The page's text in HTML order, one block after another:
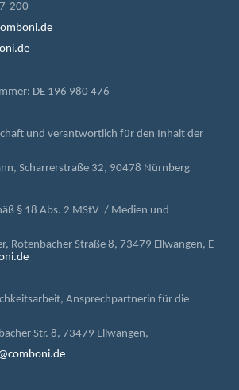
200
DE 196 980 476
und verantwortlich für den Inhalt der
Scharrerstraße 32, 90478 Nürnberg
§ 18 Abs. 2 MStV / Medien und
Rotenbacher Straße 8, 73479 Ellwangen, E-
Ansprechpartnerin für die
Str. 8, 73479 Ellwangen,